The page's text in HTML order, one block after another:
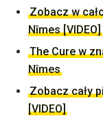
Zobacz w
Nîmes [VIDEO]
The Cure w
Nîmes
Zobacz cały
[VIDEO]